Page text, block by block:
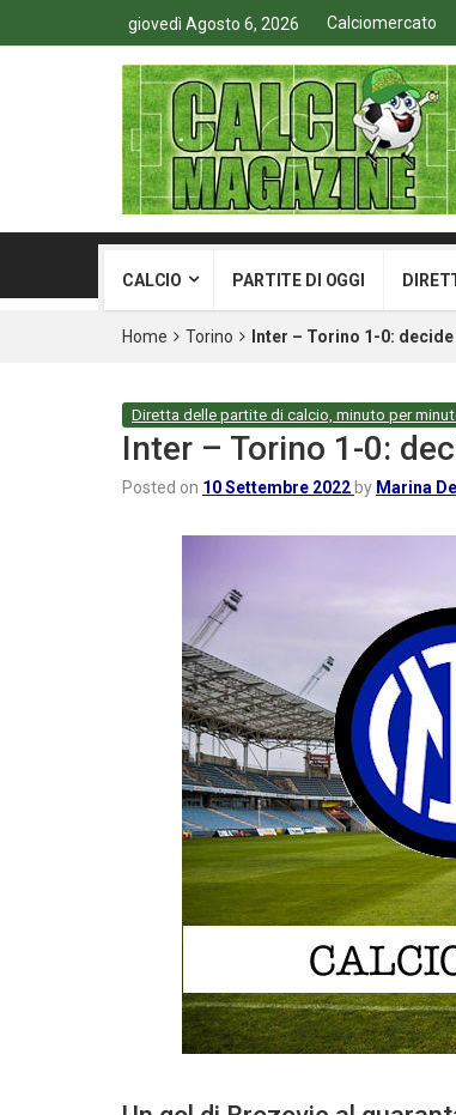
giovedì Agosto 6, 2026 Calciomercato
CALCIO PARTITE DI OGGI
Home Torino Inter – Torino 1-0:
Diretta delle partite di calcio, minuto per
Inter – Torino 1-0:
Posted on 10 Settembre 2022 by Marina